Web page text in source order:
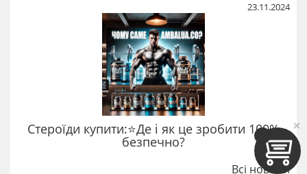
23.11.2024
Стероїди купити:⭐Де і як це зробити 100%
безпечно?
Всі новини
×